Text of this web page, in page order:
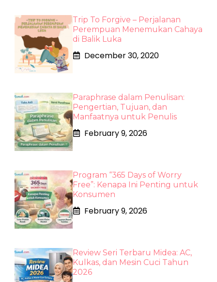
Trip To Forgive – Perjalanan
Perempuan Menemukan Cahaya
di Balik Luka
December 30, 2020
Paraphrase dalam Penulisan:
Pengertian, Tujuan, dan
Manfaatnya untuk Penulis
February 9, 2026
Program “365 Days of Worry
Free”: Kenapa Ini Penting untuk
Konsumen
February 9, 2026
Review Seri Terbaru Midea: AC,
Kulkas, dan Mesin Cuci Tahun
2026